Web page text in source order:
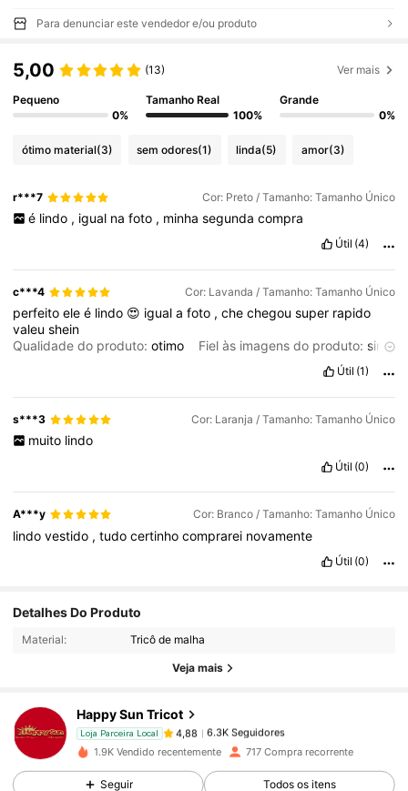
Para denunciar este vendedor e/ou produto
5,00 (13) Ver mais
Pequeno
0%
Tamanho Real
100%
Grande
0%
ótimo material(3) sem odores(1) linda(5) amor(3)
r***7 Cor: Preto / Tamanho: Tamanho Único
é lindo , igual na foto , minha segunda compra
Útil (4)
c***4 Cor: Lavanda / Tamanho: Tamanho Único
perfeitoeleé lindo 😍 igualafoto ,chechegousuper rapido
valeushein
Qualidade do produto:otimo Fiel às imagens do produto:sim
trico
Útil (1)
s***3 Cor: Laranja / Tamanho: Tamanho Único
muito lindo
Útil (0)
A***y Cor: Branco / Tamanho: Tamanho Único
lindovestido ,tudocertinhocomprarei novamente
Útil (0)
Detalhes Do Produto
Material: Tricô de malha
Veja mais
Happy Sun Tricot
Loja Parceira Local
4,88
j***e pago1 dia atrás
6.3K Seguidores
1.9K Vendido recentemente 717 Compra recorrente
Seguir Todos os itens